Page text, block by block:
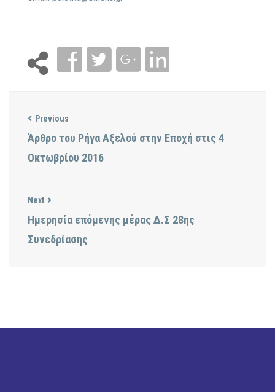
Previous
Άρθρο του Ρήγα Αξελού στην Εποχή στις 4
Οκτωβρίου 2016
Next
Ημερησία επόμενης μέρας Δ.Σ 28ης
Συνεδρίασης